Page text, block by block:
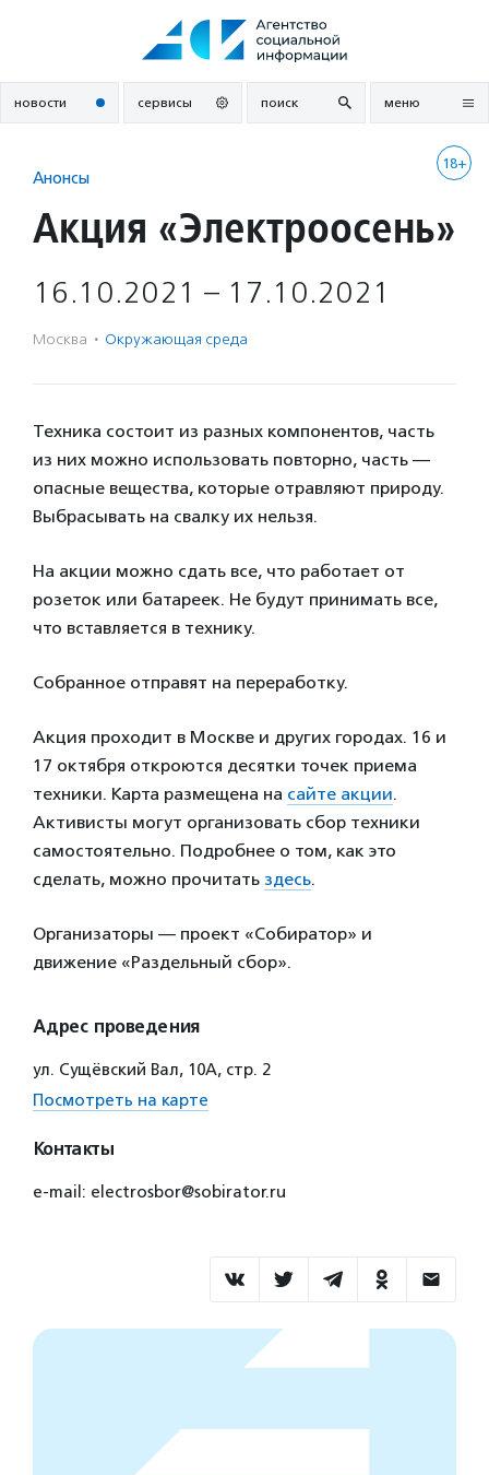
новости сервисы поиск меню
18+
Анонсы
Акция «Электроосень»
16.10.2021 – 17.10.2021
Москва · Окружающая среда
Техника состоит из разных компонентов, часть
из них можно использовать повторно, часть —
опасные вещества, которые отравляют природу.
Выбрасывать на свалку их нельзя.
На акции можно сдать все, что работает от
розеток или батареек. Не будут принимать все,
что вставляется в технику.
Собранное отправят на переработку.
Акция проходит в Москве и других городах. 16 и
17 октября откроются десятки точек приема
техники. Карта размещена на сайте акции.
Активисты могут организовать сбор техники
самостоятельно. Подробнее о том, как это
сделать, можно прочитать здесь.
Организаторы — проект «Собиратор» и
движение «Раздельный сбор».
Адрес проведения
ул. Сущёвский Вал, 10А, стр. 2
Посмотреть на карте
Контакты
e-mail: electrosbor@sobirator.ru